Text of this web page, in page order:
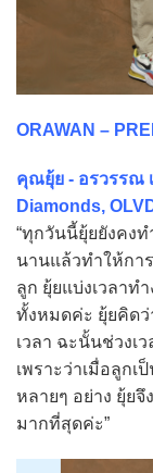
ORAWAN –
คุณยุ้ย - อรวรรณ
Diamonds,
“ทุกวันนี้ยุ้ยยังคง
นานแล้วทำให้กา
ลูก ยุ้ยแบ่งเวลาท
ทั้งหมดค่ะ ยุ้ยคิดว่
เวลา ฉะนั้นช่วงเ
เพราะว่าเมื่อลูกเ
หลายๆ อย่าง ยุ้ย
มากที่สุดค่ะ”